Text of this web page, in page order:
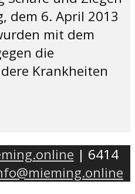
dem 6. April 2013
mit dem
die
Krankheiten
| 6414